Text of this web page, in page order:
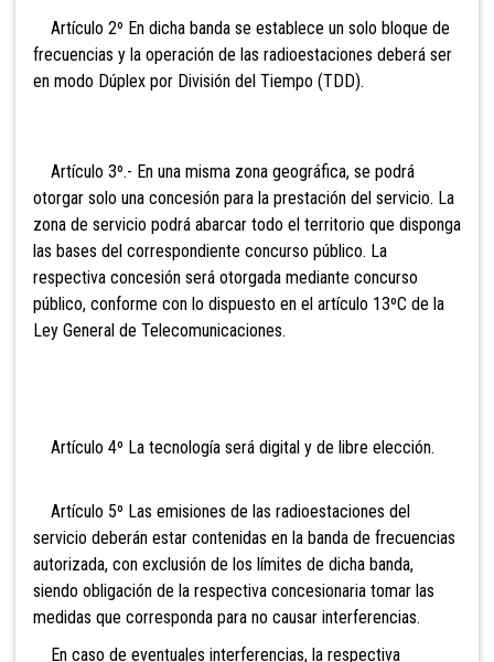
Artículo 2º En dicha banda se establece un solo bloque de
frecuencias y la operación de las radioestaciones deberá ser
en modo Dúplex por División del Tiempo (TDD).
Artículo 3º.- En una misma zona geográfica, se podrá
otorgar solo una concesión para la prestación del servicio. La
zona de servicio podrá abarcar todo el territorio que disponga
las bases del correspondiente concurso público. La
respectiva concesión será otorgada mediante concurso
público, conforme con lo dispuesto en el artículo 13ºC de la
Ley General de Telecomunicaciones.
Artículo 4º La tecnología será digital y de libre elección.
Artículo 5º Las emisiones de las radioestaciones del
servicio deberán estar contenidas en la banda de frecuencias
autorizada, con exclusión de los límites de dicha banda,
siendo obligación de la respectiva concesionaria tomar las
medidas que corresponda para no causar interferencias.
En caso de eventuales interferencias, la respectiva